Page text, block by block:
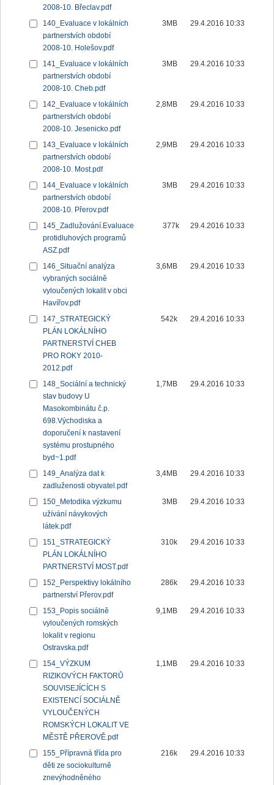
2008-10. Břeclav.pdf
140_Evaluace v lokálních
partnerstvích období
2008-10. Holešov.pdf
3MB 29.4.2016 10:33
141_Evaluace v lokálních
partnerstvích období
2008-10. Cheb.pdf
3MB 29.4.2016 10:33
142_Evaluace v lokálních
partnerstvích období
2008-10. Jesenicko.pdf
2,8MB 29.4.2016 10:33
143_Evaluace v lokálních
partnerstvích období
2008-10. Most.pdf
2,9MB 29.4.2016 10:33
144_Evaluace v lokálních
partnerstvích období
2008-10. Přerov.pdf
3MB 29.4.2016 10:33
145_Zadlužování.Evaluace
protidluhových programů
ASZ.pdf
377k 29.4.2016 10:33
146_Situační analýza
vybraných sociálně
vyloučených lokalit v obci
Havířov.pdf
3,6MB 29.4.2016 10:33
147_STRATEGICKÝ
PLÁN LOKÁLNÍHO
PARTNERSTVÍ CHEB
PRO ROKY 2010-
2012.pdf
542k 29.4.2016 10:33
148_Sociální a technický
stav budovy U
Masokombinátu č.p.
698.Východiska a
doporučení k nastavení
systému prostupného
byd~1.pdf
1,7MB 29.4.2016 10:33
149_Analýza dat k
zadluženosti obyvatel.pdf
3,4MB 29.4.2016 10:33
150_Metodika výzkumu
užívání návykových
látek.pdf
3MB 29.4.2016 10:33
151_STRATEGICKÝ
PLÁN LOKÁLNÍHO
PARTNERSTVÍ MOST.pdf
310k 29.4.2016 10:33
152_Perspektivy lokálního
partnerství Přerov.pdf
286k 29.4.2016 10:33
153_Popis sociálně
vyloučených romských
lokalit v regionu
Ostravska.pdf
9,1MB 29.4.2016 10:33
154_VÝZKUM
RIZIKOVÝCH FAKTORŮ
SOUVISEJÍCÍCH S
EXISTENCÍ SOCIÁLNĚ
VYLOUČENÝCH
ROMSKÝCH LOKALIT VE
MĚSTĚ PŘEROVĚ.pdf
1,1MB 29.4.2016 10:33
155_Přípravná třída pro
děti ze sociokulturně
znevýhodněného
216k 29.4.2016 10:33